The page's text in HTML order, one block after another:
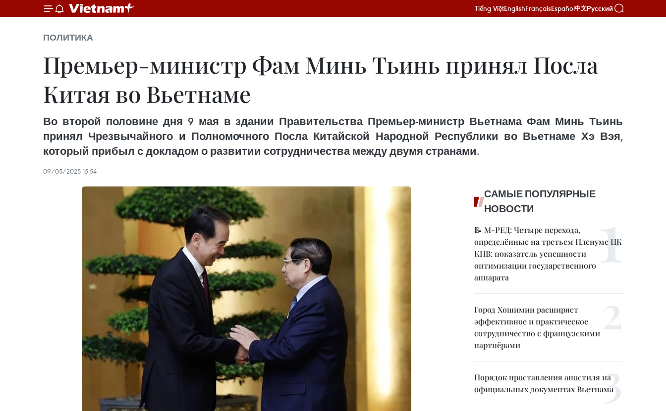
Tiếng ViệtEnglishFrançaisEspañol中文Русский
ПОЛИТИКА
Премьер-министр Фам Минь Тьинь принял Посла
Китая во Вьетнаме
Во второй половине дня 9 мая в здании Правительства Премьер-министр Вьетнама Фам Минь Тьинь
принял Чрезвычайного и Полномочного Посла Китайской Народной Республики во Вьетнаме Хэ Вэя,
который прибыл с докладом о развитии сотрудничества между двумя странами.
09/05/2025 15:54
САМЫЕ ПОПУЛЯРНЫЕ
НОВОСТИ
📝 М-РЕД: Четыре перехода,
определённые на третьем Пленуме ЦК
КПВ: показатель успешности
оптимизации государственного
аппарата
Город Хошимин расширяет
эффективное и практическое
сотрудничество с французскими
партнёрами
Порядок проставления апостиля на
официальных документах Вьетнама